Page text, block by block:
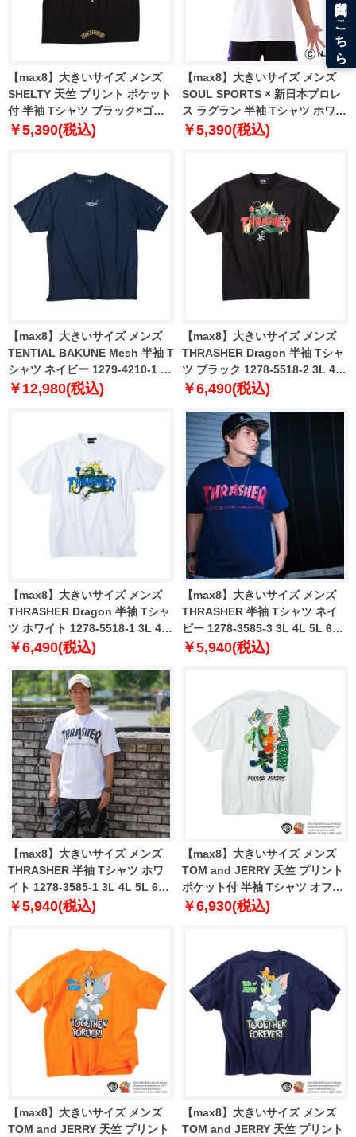
【max8】大きいサイズ メンズ
SHELTY 天竺 プリント ポケット
付 半袖 Tシャツ ブラック×ゴー
ルド 1268-5242-2 3L 4L 5L 6L
￥5,390(税込)
【max8】大きいサイズ メンズ
SOUL SPORTS × 新日本プロレ
ス ラグラン 半袖 Tシャツ ホワイ
ト × レッド 1278-2615-1 3L 4L
￥5,390(税込)
【max8】大きいサイズ メンズ
TENTIAL BAKUNE Mesh 半袖 T
シャツ ネイビー 1279-4210-1 3L
4L 5L 6L 7L 8L
￥12,980(税込)
【max8】大きいサイズ メンズ
THRASHER Dragon 半袖 Tシャ
ツ ブラック 1278-5518-2 3L 4L
5L 6L 8L
￥6,490(税込)
【max8】大きいサイズ メンズ
THRASHER Dragon 半袖 Tシャ
ツ ホワイト 1278-5518-1 3L 4L
5L 6L 8L
￥6,490(税込)
【max8】大きいサイズ メンズ
THRASHER 半袖 Tシャツ ネイ
ビー 1278-3585-3 3L 4L 5L 6L
8L
￥5,940(税込)
【max8】大きいサイズ メンズ
THRASHER 半袖 Tシャツ ホワ
イト 1278-3585-1 3L 4L 5L 6L
8L
￥5,940(税込)
【max8】大きいサイズ メンズ
TOM and JERRY 天竺 プリント
ポケット付 半袖 Tシャツ オフホ
ワイト 1278-5540-1 3L 4L 5L
￥6,930(税込)
【max8】大きいサイズ メンズ
TOM and JERRY 天竺 プリント
【max8】大きいサイズ メンズ
TOM and JERRY 天竺 プリント